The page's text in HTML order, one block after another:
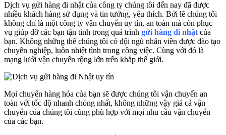
Dịch vụ gửi hàng đi nhật của công ty chúng tôi đến nay đã được
nhiều khách hàng sử dụng và tin tưởng, yêu thích. Bởi lẽ chúng tôi
không chỉ là một công ty vận chuyển uy tín, an toàn mà còn phục
vụ giúp đỡ các bạn tận tình trong quá trình gửi hàng đi nhật của
bạn. Không những thế chúng tôi có đội ngũ nhân viên được đào tạo
chuyên nghiệp, luôn nhiệt tình trong công việc. Cùng với đó là
mạng lưới vận chuyển rộng lớn trến khắp thế giới.
Mọi chuyến hàng hóa của bạn sẽ được chúng tôi vận chuyển an
toàn với tốc độ nhanh chóng nhất, không những vậy giá cả vận
chuyển của chúng tôi cũng phù hợp với mọi nhu cầu vận chuyển
của các bạn.